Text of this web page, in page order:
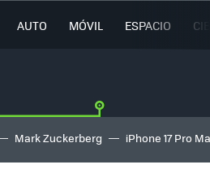
AUTO MÓVIL ESPACIO
Mark Zuckerberg iPhone 17 Pro